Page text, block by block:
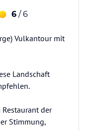
6 / 6
Vulkantour mit
Landschaft
der
Stimmung,